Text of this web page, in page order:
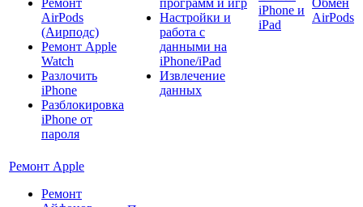
Ремонт
AirPods
(Аирподс)
Ремонт Apple
Watch
Разлочить
iPhone
Разблокировка
iPhone от
пароля
программ и игр
Настройки и
работа с
данными на
iPhone/iPad
Извлечение
данных
iPhone и
iPad
Обмен
AirPods
Ремонт Apple
Ремонт